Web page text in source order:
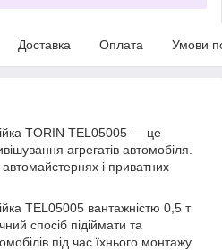
Доставка Оплата Умови
TORIN TEL05005 — це
агрегатів автомобіля.
і приватних
TEL05005 вантажністю 0,5 т
спосіб підіймати та
під час їхнього монтажу